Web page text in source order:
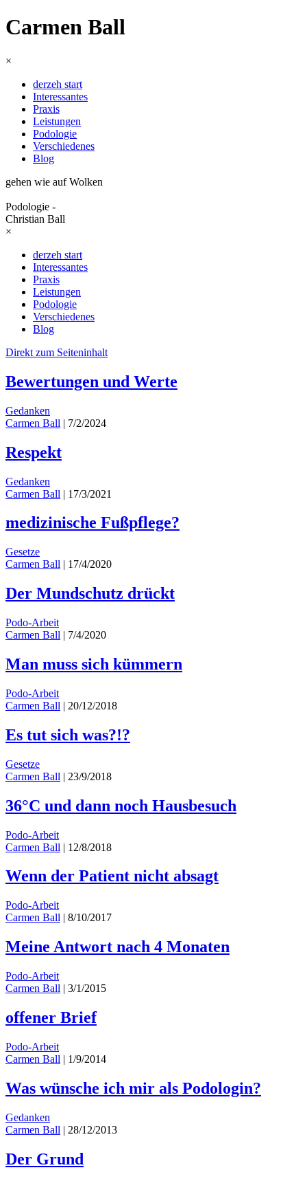
Carmen Ball
×
derzeh start
Interessantes
Praxis
Leistungen
Podologie
Verschiedenes
Blog
gehen wie auf Wolken
Podologie -
Christian Ball
×
derzeh start
Interessantes
Praxis
Leistungen
Podologie
Verschiedenes
Blog
Direkt zum Seiteninhalt
Bewertungen und Werte
Gedanken
Carmen Ball | 7/2/2024
Respekt
Gedanken
Carmen Ball | 17/3/2021
medizinische Fußpflege?
Gesetze
Carmen Ball | 17/4/2020
Der Mundschutz drückt
Podo-Arbeit
Carmen Ball | 7/4/2020
Man muss sich kümmern
Podo-Arbeit
Carmen Ball | 20/12/2018
Es tut sich was?!?
Gesetze
Carmen Ball | 23/9/2018
36°C und dann noch Hausbesuch
Podo-Arbeit
Carmen Ball | 12/8/2018
Wenn der Patient nicht absagt
Podo-Arbeit
Carmen Ball | 8/10/2017
Meine Antwort nach 4 Monaten
Podo-Arbeit
Carmen Ball | 3/1/2015
offener Brief
Podo-Arbeit
Carmen Ball | 1/9/2014
Was wünsche ich mir als Podologin?
Gedanken
Carmen Ball | 28/12/2013
Der Grund